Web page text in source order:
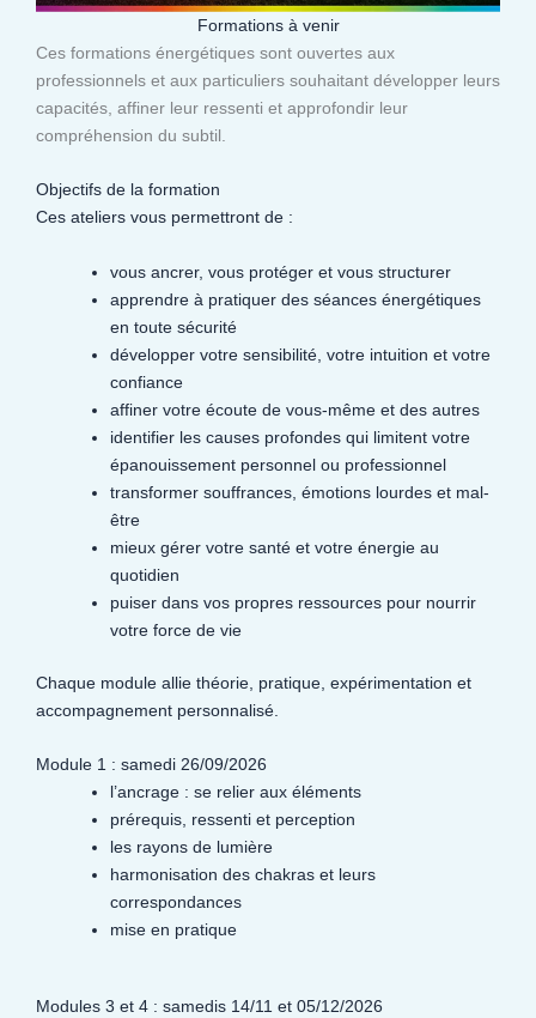
Formations à venir
Ces formations énergétiques sont ouvertes aux
professionnels et aux particuliers souhaitant développer leurs
capacités, affiner leur ressenti et approfondir leur
compréhension du subtil.​
Objectifs de la formation
Ces ateliers vous permettront de :
vous ancrer, vous protéger et vous structurer
apprendre à pratiquer des séances énergétiques
en toute sécurité
développer votre sensibilité, votre intuition et votre
confiance
affiner votre écoute de vous-même et des autres
identifier les causes profondes qui limitent votre
épanouissement personnel ou professionnel
transformer souffrances, émotions lourdes et mal-
être
mieux gérer votre santé et votre énergie au
quotidien
puiser dans vos propres ressources pour nourrir
votre force de vie
Chaque module allie théorie, pratique, expérimentation et
accompagnement personnalisé.
Module 1 : samedi 26/09/2026
l’ancrage : se relier aux éléments
prérequis, ressenti et perception
les rayons de lumière
harmonisation des chakras et leurs
correspondances
mise en pratique
Modules 3 et 4 : samedis 14/11 et 05/12/2026